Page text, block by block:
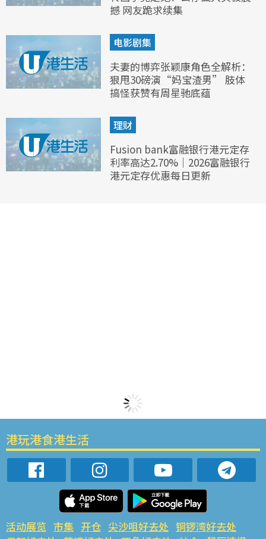
撼 网友跪求续集
电影剧集
夫妻的博弈张颖康角色全解析：
狠甩30磅演“妈宝渣男” 肢体
搞怪获赞有周星驰底蕴
理财
Fusion bank富融银行港元定存
利率高达2.70%｜2026富融银行
港元定存优惠每日更新
港玩港食港生活
活动展览 市集 开仓 尖沙咀好去处 铜锣湾好去处